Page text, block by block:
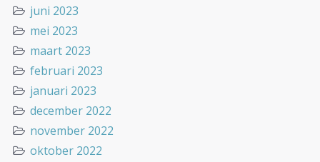
juni 2023
mei 2023
maart 2023
februari 2023
januari 2023
december 2022
november 2022
oktober 2022